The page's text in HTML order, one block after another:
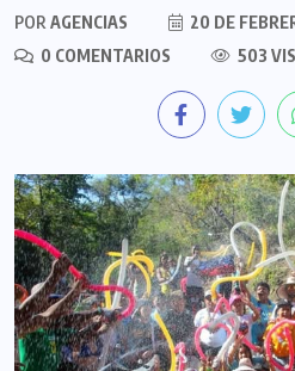
POR AGENCIAS
20 DE
0 COMENTARIOS
503